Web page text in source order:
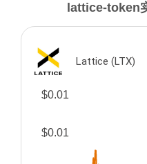
lattice-token
Lattice (LTX)
$0.01
$0.01